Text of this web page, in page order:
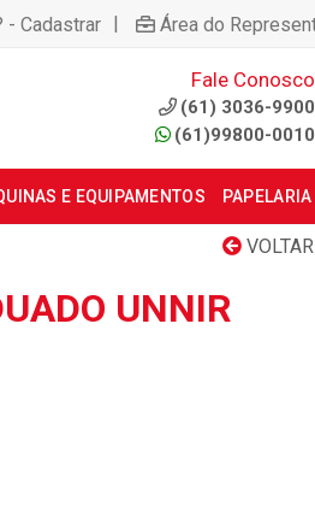
- Cadastrar | Área do
Fale Conosco
(61) 3036-9900
(61)99800-0010
E EQUIPAMENTOS PAPELARIA
VOLTAR
UNNIR